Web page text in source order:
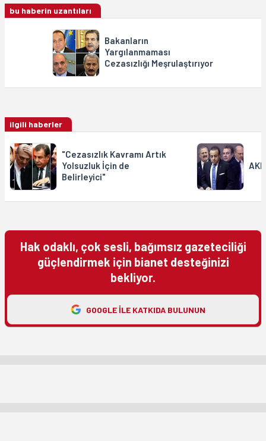
bu haberin uzantıları
Bakanların
Yargılanmaması
Cezasızlığı Meşrulaştırıyor
ilgili haberler
"Cezasızlık Kavramı Artık
Yolsuzluk İçin de
Belirleyici"
Hak odaklı, çok sesli, bağımsız gazeteciliği
güçlendirmek için bianet desteğinizi
bekliyor.
GOOGLE ILE KATKIDA BULUNUN